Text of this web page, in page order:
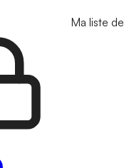
Ma liste de